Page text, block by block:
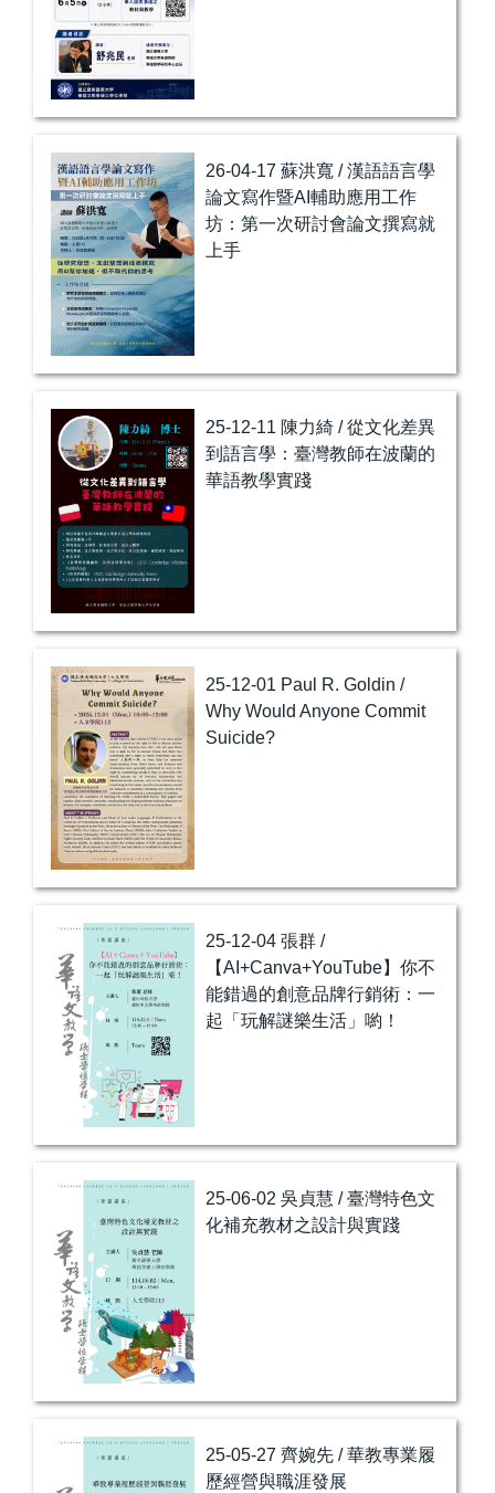
26-04-17 蘇洪寬 / 漢語語言學
論文寫作暨AI輔助應用工作
坊：第一次研討會論文撰寫就
上手
25-12-11 陳力綺 / 從文化差異
到語言學：臺灣教師在波蘭的
華語教學實踐
25-12-01 Paul R. Goldin /
Why Would Anyone Commit
Suicide?
25-12-04 張群 /
【AI+Canva+YouTube】你不
能錯過的創意品牌行銷術：一
起「玩解謎樂生活」喲！
25-06-02 吳貞慧 / 臺灣特色文
化補充教材之設計與實踐
25-05-27 齊婉先 / 華教專業履
歷經營與職涯發展